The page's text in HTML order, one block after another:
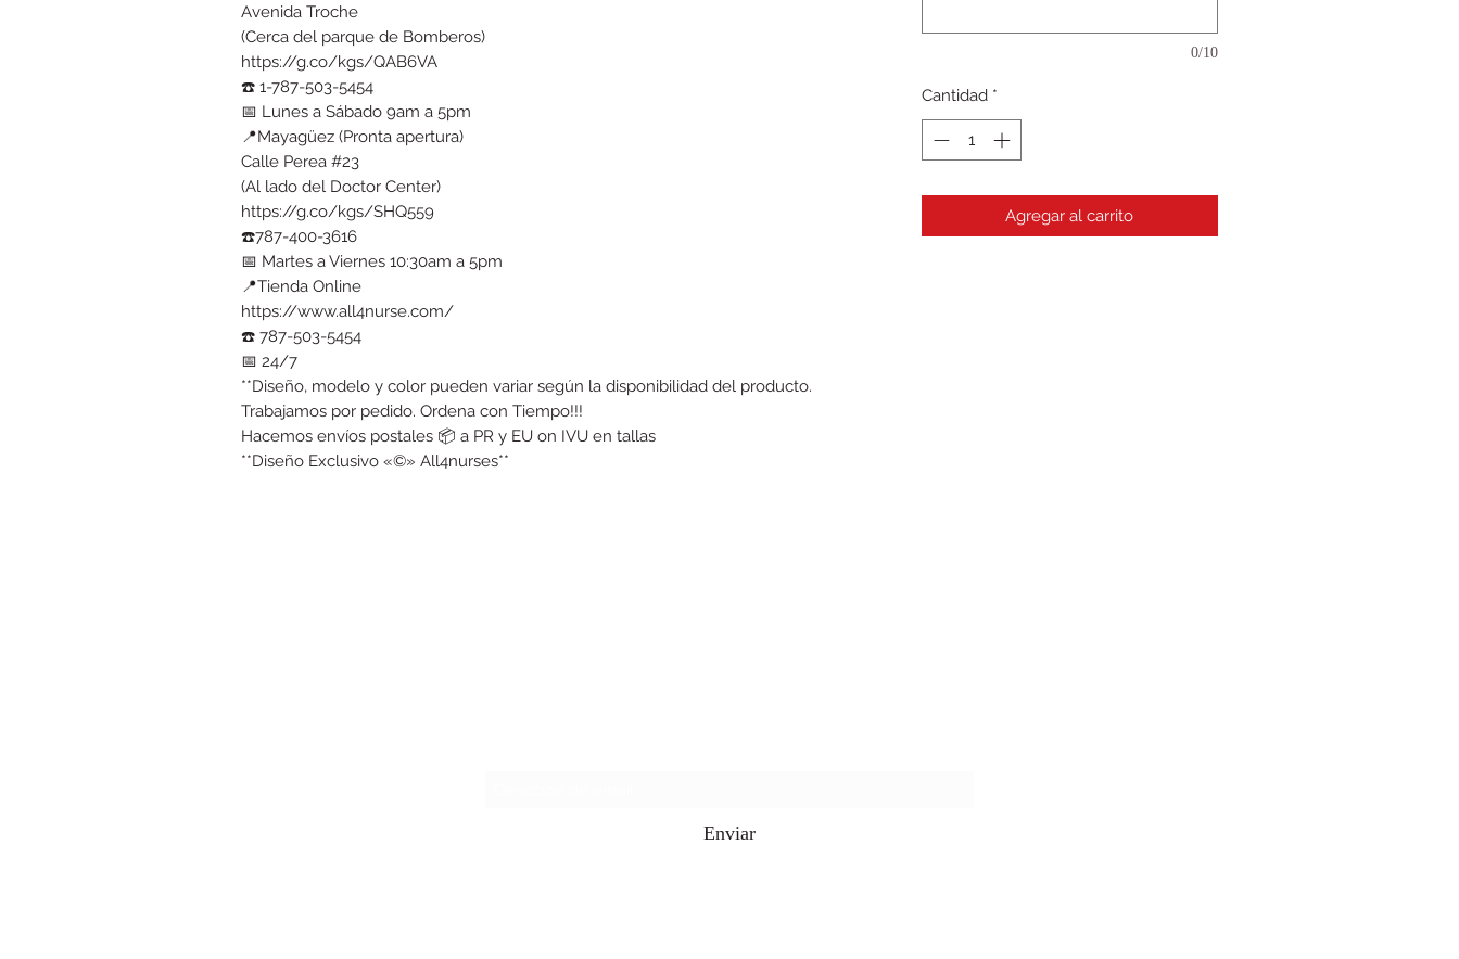
Avenida Troche
(Cerca del parque de Bomberos)
https://g.co/kgs/QAB6VA
☎️ 1-787-503-5454
📅 Lunes a Sábado 9am a 5pm
📍Mayagüez (Pronta apertura)
Calle Perea #23
(Al lado del Doctor Center)
https://g.co/kgs/SHQ559
☎️787-400-3616
📅 Martes a Viernes 10:30am a 5pm
📍Tienda Online
https://www.all4nurse.com/
☎️ 787-503-5454
📅 24/7
**Diseño, modelo y color pueden variar según la disponibilidad del producto.
Trabajamos por pedido. Ordena con Tiempo!!!
Hacemos envíos postales 📦 a PR y EU on IVU en tallas
**Diseño Exclusivo «©» All4nurses**
0/10
Cantidad *
Agregar al carrito
Enviar